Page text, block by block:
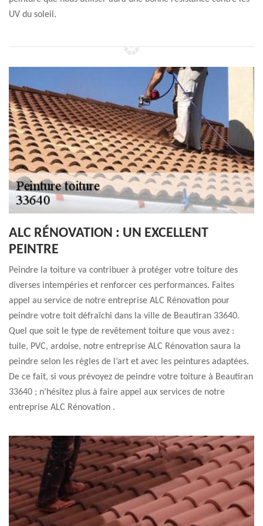
UV du soleil.
ALC RÉNOVATION : UN EXCELLENT
PEINTRE
Peindre la toiture va contribuer à protéger votre toiture des
diverses intempéries et renforcer ces performances. Faites
appel au service de notre entreprise ALC Rénovation pour
peindre votre toit défraîchi dans la ville de Beautiran 33640.
Quel que soit le type de revêtement toiture que vous avez :
tuile, PVC, ardoise, notre entreprise ALC Rénovation saura la
peindre selon les règles de l’art et avec les peintures adaptées.
De ce fait, si vous prévoyez de peindre votre toiture à Beautiran
33640 ; n’hésitez plus à faire appel aux services de notre
entreprise ALC Rénovation .